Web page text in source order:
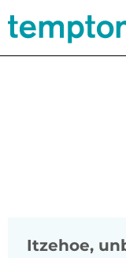
Itzehoe,